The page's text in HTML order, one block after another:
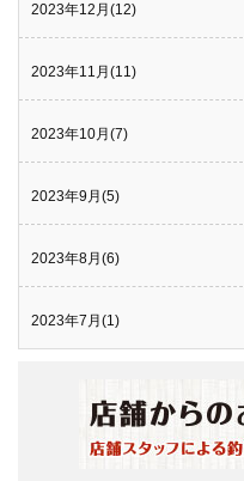
2023年12月(12)
2023年11月(11)
2023年10月(7)
2023年9月(5)
2023年8月(6)
2023年7月(1)